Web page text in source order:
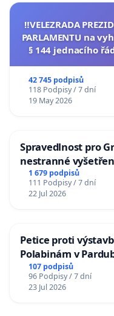
‼️VELEZRADA
PARLAMENTU na
§ 144 jednacího
42 745 podpisů
118 Podpisy / 7 dní
19 May 2026
Spravedlnost pro
nestranné
1 679 podpisů
111 Podpisy / 7 dní
22 Jul 2026
Petice proti
Polabinám v
107 podpisů
96 Podpisy / 7 dní
23 Jul 2026